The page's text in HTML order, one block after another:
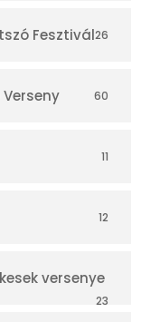
Fesztivál26
60
11
12
versenye
23